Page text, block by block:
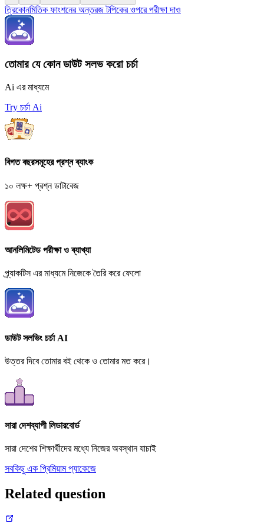
ত্রিকোনমিতিক ফাংশনের অন্তরজ টপিকের ওপরে পরীক্ষা দাও
তোমার যে কোন ডাউট সলভ করো চর্চা
Ai এর মাধ্যমে
Try চর্চা Ai
বিগত বছরসমূহের প্রশ্ন ব্যাংক
১০ লক্ষ+ প্রশ্ন ডাটাবেজ
আনলিমিটেড পরীক্ষা ও ব্যাখ্যা
প্র্যাকটিস এর মাধ্যমে নিজেকে তৈরি করে ফেলো
ডাউট সলভিং চর্চা AI
উত্তর দিবে তোমার বই থেকে ও তোমার মত করে।
সারা দেশব্যাপী লিডারবোর্ড
সারা দেশের শিক্ষার্থীদের মধ্যে নিজের অবস্থান যাচাই
সবকিছু এক প্রিমিয়াম প্যাকেজে
Related question